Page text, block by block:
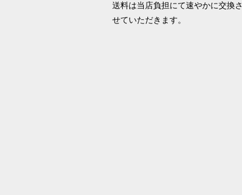
送料は当店負担にて速やかに交換さ
せていただきます。